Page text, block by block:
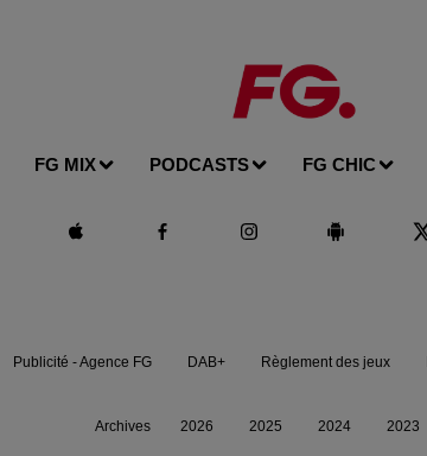
FG MIX PODCASTS FG CHIC
Publicité - Agence FG DAB+ Règlement des jeux
Archives 2026 2025 2024 2023